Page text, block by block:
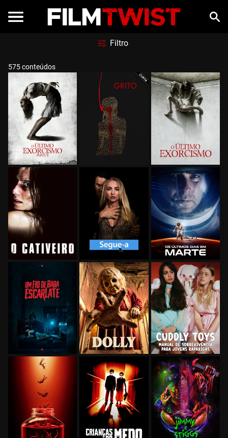
Filtro
575 conteúdos